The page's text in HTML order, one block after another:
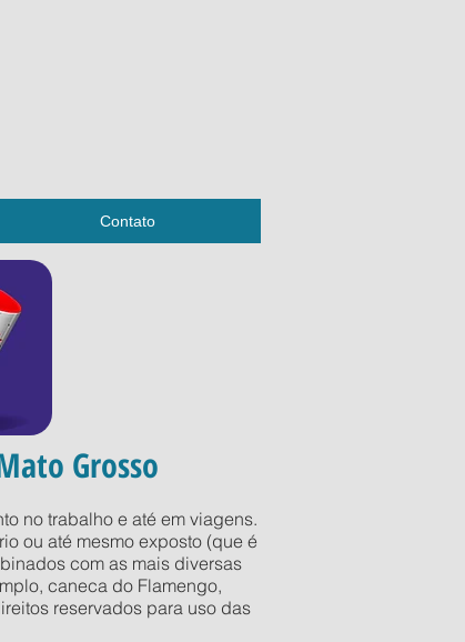
Contato
Grosso
no trabalho e até em viagens.
ou até mesmo exposto (que é
com as mais diversas
caneca do Flamengo,
reservados para uso das